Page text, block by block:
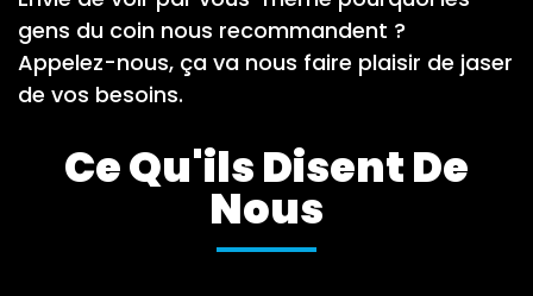
gens du coin nous recommandent ?
Appelez-nous, ça va nous faire plaisir de jaser
de vos besoins.
Ce Qu'ils Disent De
Nous